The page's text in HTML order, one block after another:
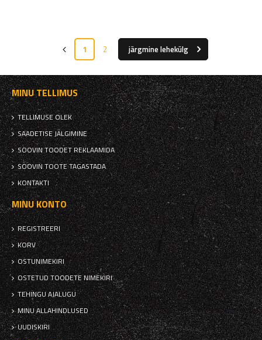
1 2 järgmine lehekülg
MINU TELLIMUS
TELLIMUSE OLEK
SAADETISE JÄLGIMINE
SOOVIN TOODET REKLAAMIDA
SOOVIN TOOTE TAGASTADA
KONTAKTI
MINU KONTO
REGISTREERI
KORV
OSTUNIMEKIRI
OSTETUD TOODETE NIMEKIRI
TEHINGU AJALUGU
MINU ALLAHINDLUSED
UUDISKIRI